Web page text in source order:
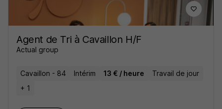
Agent de Tri à Cavaillon H/F
Actual group
Cavaillon - 84 Intérim 13 € / heure
Travail de jour
+ 1